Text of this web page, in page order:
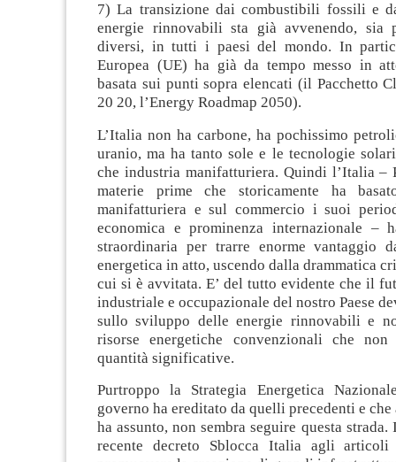
7) La transizione dai combustibili fossili e
energie rinnovabili sta già avvenendo, sia
diversi, in tutti i paesi del mondo. In
Europea (UE) ha già da tempo messo in
basata sui punti sopra elencati (il Pacchetto
20 20, l’Energy Roadmap 2050).
L’Italia non ha carbone, ha pochissimo
uranio, ma ha tanto sole e le tecnologie
che industria manifatturiera. Quindi l’Italia –
materie prime che storicamente ha
manifatturiera e sul commercio i suoi
economica e prominenza internazionale –
straordinaria per trarre enorme vantaggio
energetica in atto, uscendo dalla drammatica
cui si è avvitata. E’ del tutto evidente che il
industriale e occupazionale del nostro Paese
sullo sviluppo delle energie rinnovabili e
risorse energetiche convenzionali che non
quantità significative.
Purtroppo la Strategia Energetica
governo ha ereditato da quelli precedenti e che
ha assunto, non sembra seguire questa
recente decreto Sblocca Italia agli